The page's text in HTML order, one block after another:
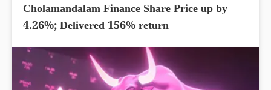
Cholamandalam Finance Share Price up by
4.26%; Delivered 156% return